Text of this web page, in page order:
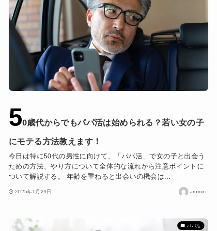
50歳代からでもパパ活は始められる？若い女の子
にモテる方法教えます！
今日は特に50代の男性に向けて、「パパ活」で女の子と出会う
ための方法、やり方について全体的な流れから注意ポイントに
ついて解説する。 年齢を重ねると出会いの機会は...
2025年1月29日 arumin
パパ活